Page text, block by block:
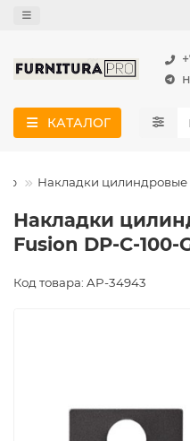
КАТАЛОГ
Накладки цилиндровые
Накладки
Fusion DP-C-100-
Код товара: AP-34943